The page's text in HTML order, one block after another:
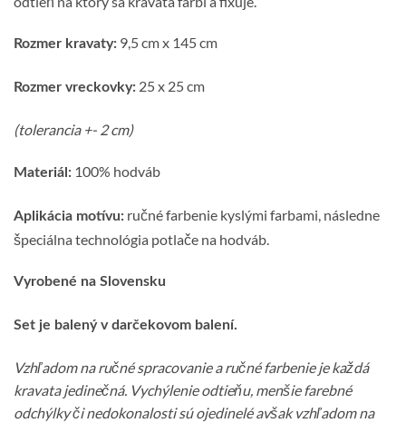
Rozmer kravaty: 9,5 cm x 145 cm
Rozmer vreckovky: 25 x 25 cm
(tolerancia +- 2 cm)
Materiál: 100% hodváb
Aplikácia motívu: ručné farbenie kyslými farbami, následne
špeciálna technológia potlače na hodváb.
Vyrobené na Slovensku
Set je balený v darčekovom balení.
Vzhľadom na ručné spracovanie a ručné farbenie je každá
kravata jedinečná. Vychýlenie odtieňu, menšie farebné
odchýlky či nedokonalosti sú ojedinelé avšak vzhľadom na